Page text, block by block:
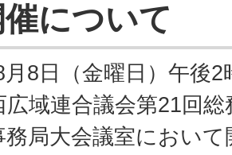
について
8日（金曜日）午後
広域連合議会第21回
務局大会議室におい